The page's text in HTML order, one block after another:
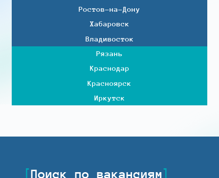
Ростов-на-Дону
Хабаровск
Владивосток
Рязань
Краснодар
Красноярск
Иркутск
Поиск по вакансиям